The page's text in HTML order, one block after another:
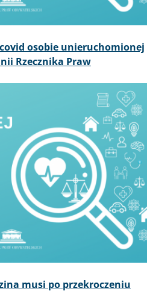
osobie unieruchomionej
Rzecznika Praw
musi po przekroczeniu